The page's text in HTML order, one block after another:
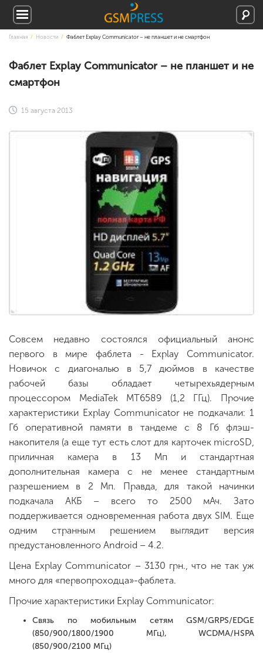
Главная Новости Фаблет Explay Communicator – не планшет и не смартфон
Фаблет Explay Communicator – не планшет и не
смартфон
15 августа 2013
Совсем недавно состоялся официальный анонс
первого в мире фаблета - Explay Communicator.
Новичок с диагональю в 5,7 дюймов в качестве
рабочей базы обладает четырехьядерным
процессором MediaTek МТ6589 (1,2 ГГц). Прочие
характеристики Explay Communicator не подкачали: 1
Гб оперативной памяти в тандеме с 8 Гб флэш-
накопителя (а еще тут есть слот для карточек microSD,
приличная камера в 13 Мп и стандартная
дополнительная камера с не менее стандартным
разрешением в 2 Мп. Правда, для такой начинки
подкачала АКБ – всего то 2500 мАч. Зато
поддерживается одновременная работа двух SIM. Еще
одним странным решением выглядит версия
предустановленного Android – 4.2.
Цена Explay Communicator – 3130 грн., что не так уж
много для «первопроходца»-фаблета.
Прочие характеристики Explay Communicator:
Связь по мобильным сетям GSM/GRPS/EDGE
(850/900/1800/1900 МГц), WCDMA/HSPA
(850/900/2100 МГц)